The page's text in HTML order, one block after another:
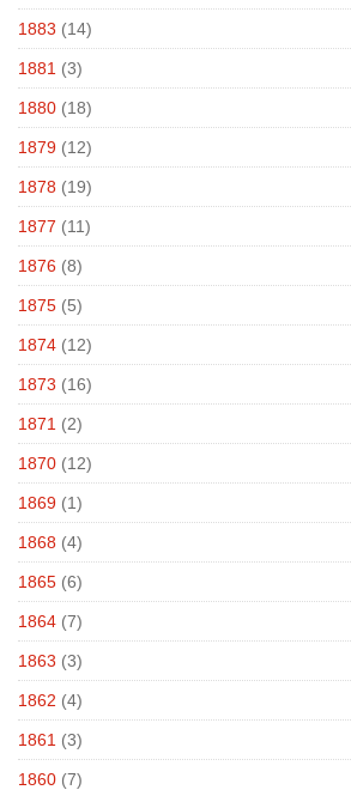
1883 (14)
1881 (3)
1880 (18)
1879 (12)
1878 (19)
1877 (11)
1876 (8)
1875 (5)
1874 (12)
1873 (16)
1871 (2)
1870 (12)
1869 (1)
1868 (4)
1865 (6)
1864 (7)
1863 (3)
1862 (4)
1861 (3)
1860 (7)